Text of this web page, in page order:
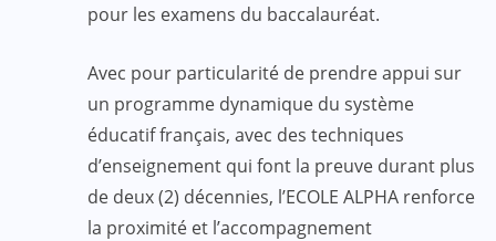
pour les examens du baccalauréat.
Avec pour particularité de prendre appui sur
un programme dynamique du système
éducatif français, avec des techniques
d’enseignement qui font la preuve durant plus
de deux (2) décennies, l’ECOLE ALPHA renforce
la proximité et l’accompagnement